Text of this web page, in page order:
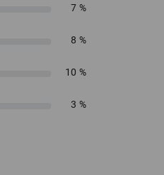
7 %
8 %
10 %
3 %